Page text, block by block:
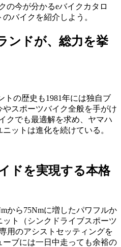
の今が分かるeバイクカタロ
バイクを紹介しよう。
ンドが、総力を挙
トの歴史も1981年には独自ブ
スポーツバイク全般を手がけ
クでも最適解を求め、ヤマハ
ットは進化を続けている。
ドを実現する本格
から75Nmに増したパワフルか
ト（シンクドライブスポーツ
用のアシストセッティングを
ブには一日中走っても余裕の